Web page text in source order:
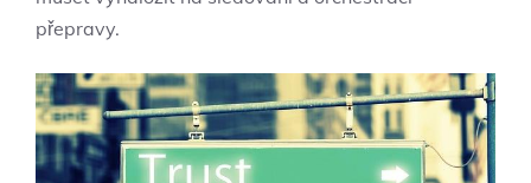
přepravy.